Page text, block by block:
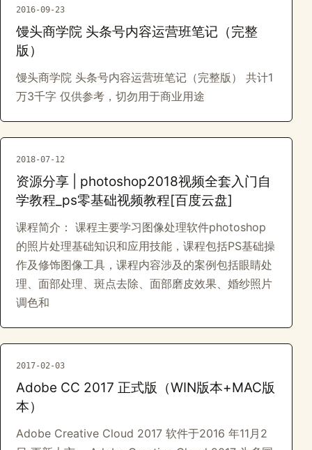
2016-09-23
馒头商学院 头条号内容运营班笔记（完整
版）
馒头商学院 头条号内容运营班笔记（完整版） 共计1
万3千字 仅供参考，切勿用于商业用途
2018-07-12
资源分享 | photoshop2018视频全套入门自
学教程_ps零基础视频教程[百度云盘]
课程简介： 课程主要学习图像处理软件photoshop
的照片处理基础知识和应用技能，课程包括PS基础操
作及修饰图像工具，课程内容涉及的案例包括眼睛处
理、面部处理、斑点去除、面部磨皮效果、婚纱照片
调色和
2017-02-03
Adobe CC 2017 正式版（WIN版本+MAC版
本）
Adobe Creative Cloud 2017 软件于2016 年11月2